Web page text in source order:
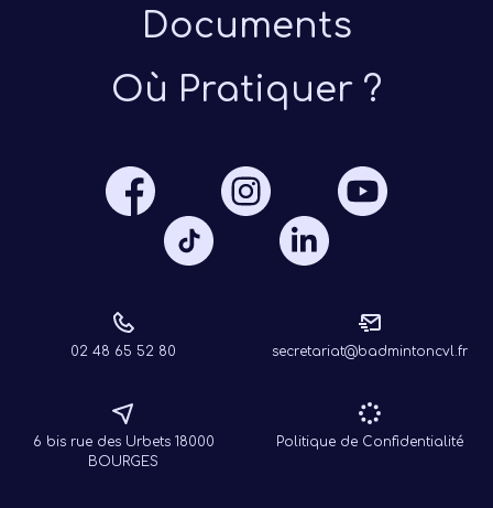
Documents
Où Pratiquer ?
02 48 65 52 80 secretariat@badmintoncvl.fr
6 bis rue des Urbets 18000
BOURGES
Politique de Confidentialité